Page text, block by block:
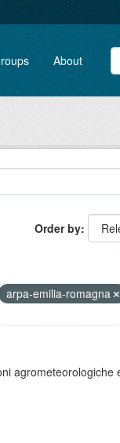
About
Order by
arpa-emilia-romagna
agrometeorologiche